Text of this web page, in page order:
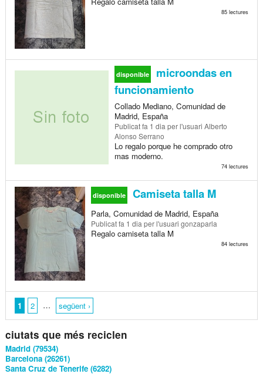
85 lectures
disponible
microondas en
funcionamiento
Collado Mediano, Comunidad de
Madrid, España
Publicatfa 1 dia per l'usuari Alberto
Alonso Serrano
Lo regalo porque he comprado otro
mas moderno.
74 lectures
disponible Camiseta talla M
Parla, Comunidad de Madrid, España
Publicatfa 1 dia per l'usuari gonzaparla
Regalo camiseta talla M
84 lectures
1 2 … següent ›
ciutats que més reciclen
Madrid (79534)
Barcelona (26261)
Santa Cruz de Tenerife (6282)